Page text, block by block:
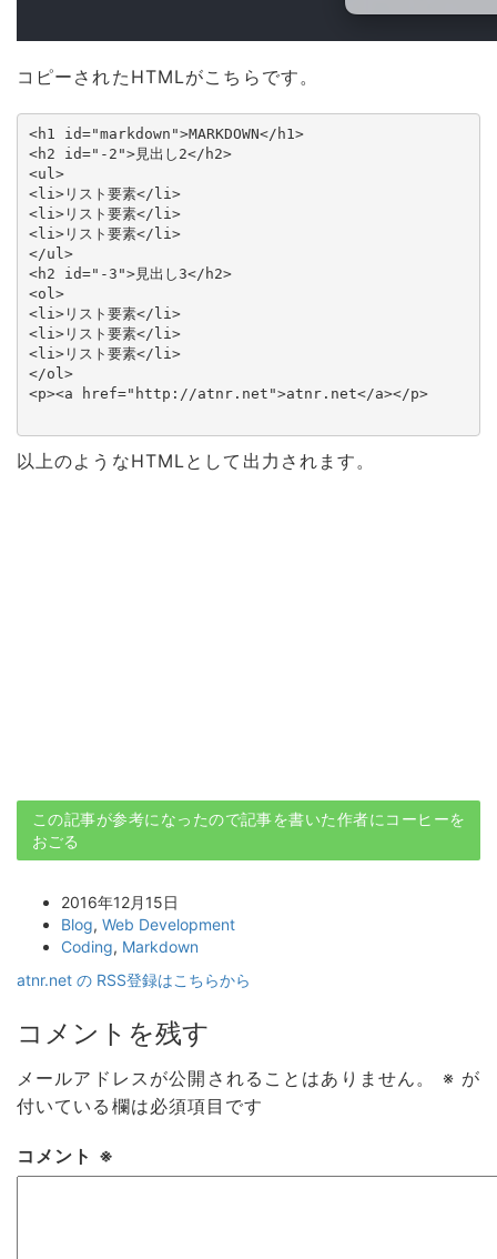
コピーされたHTMLがこちらです。
<h1 id="markdown">MARKDOWN</h1>
<h2 id="-2">見出し2</h2>
<ul>
<li>リスト要素</li>
<li>リスト要素</li>
<li>リスト要素</li>
</ul>
<h2 id="-3">見出し3</h2>
<ol>
<li>リスト要素</li>
<li>リスト要素</li>
<li>リスト要素</li>
</ol>
<p><a href="http://atnr.net">atnr.net</a></p>
以上のようなHTMLとして出力されます。
この記事が参考になったので記事を書いた作者にコーヒーを
おごる
2016年12月15日
Blog, Web Development
Coding, Markdown
atnr.net の RSS登録はこちらから
コメントを残す
メールアドレスが公開されることはありません。 ※ が
付いている欄は必須項目です
コメント ※